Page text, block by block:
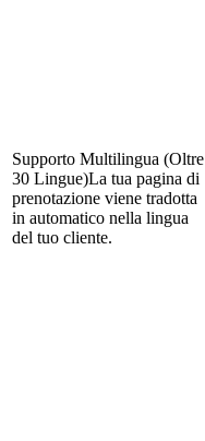
Supporto Multilingua (Oltre
30 Lingue)La tua pagina di
prenotazione viene tradotta
in automatico nella lingua
del tuo cliente.